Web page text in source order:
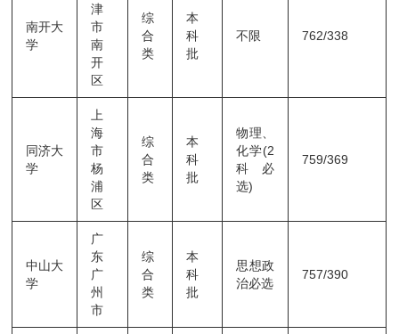
南开大
学
津
市
南
开
区
综
合
类
本
科
批
不限 762/338
同济大
学
上
海
市
杨
浦
区
综
合
类
本
科
批
物理、
化学(2
科必
选)
759/369
中山大
学
广
东
广
州
市
综
合
类
本
科
批
思想政
治必选
757/390